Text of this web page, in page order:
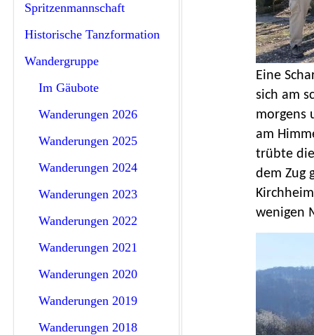
Spritzenmannschaft
Historische Tanzformation
Wandergruppe
Im Gäubote
Wanderungen 2026
Wanderungen 2025
Wanderungen 2024
Wanderungen 2023
Wanderungen 2022
Wanderungen 2021
Wanderungen 2020
Wanderungen 2019
Wanderungen 2018
Eine
sich am
morgens
am
trübte die
dem Zug
wenigen